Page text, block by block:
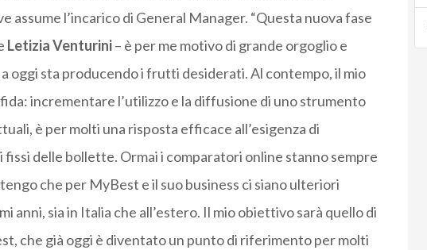
assume l’incarico di General Manager. “Questa nuova fase
Letizia Venturini– è per me motivo di grande orgoglio e
oggi sta producendo i frutti desiderati. Al contempo, il mio
incrementare l’utilizzo e la diffusione di uno strumento
è per molti una risposta efficace all’esigenza di
fissi delle bollette. Ormai i comparatori online stanno sempre
che per MyBest e il suo business ci siano ulteriori
anni, sia in Italia che all’estero. Il mio obiettivo sarà quello di
che già oggi è diventato un punto di riferimento per molti